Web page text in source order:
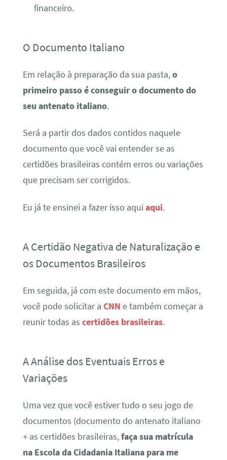
financeiro.
O Documento Italiano
Em relação à preparação da sua pasta,o
primeiro passo é conseguir o documento do
seu antenato italiano.
Será a partir dos dados contidos naquele
documento que você vai entender se as
certidões brasileiras contém erros ou variações
que precisam ser corrigidos.
Eu já te ensinei a fazer isso aqui aqui.
A Certidão Negativa de Naturalização e
os Documentos Brasileiros
Em seguida, já com este documento em mãos,
você pode solicitar a CNN e também começar a
reunir todas as certidões brasileiras.
A Análise dos Eventuais Erros e
Variações
Uma vez que você estiver tudo o seu jogo de
documentos (documento do antenato italiano
+ as certidões brasileiras,faça sua matrícula
na Escola da Cidadania Italiana para me